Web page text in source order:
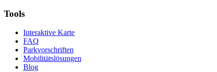
Tools
Interaktive Karte
FAQ
Parkvorschriften
Mobilitätslösungen
Blog